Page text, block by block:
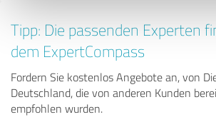
Tipp: Die passenden Experten
dem ExpertCompass
Fordern Sie kostenlos Angebote an, von
Deutschland, die von anderen Kunden
empfohlen wurden.